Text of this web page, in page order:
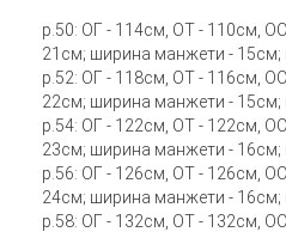
р.50: ОГ - 114см, ОТ - 110см,
21см; ширина манжети - 15см;
р.52: ОГ - 118см, ОТ - 116см,
22см; ширина манжети - 15см;
р.54: ОГ - 122см, ОТ - 122см,
23см; ширина манжети - 16см;
р.56: ОГ - 126см, ОТ - 126см,
24см; ширина манжети - 16см;
р.58: ОГ - 132см, ОТ - 132см,